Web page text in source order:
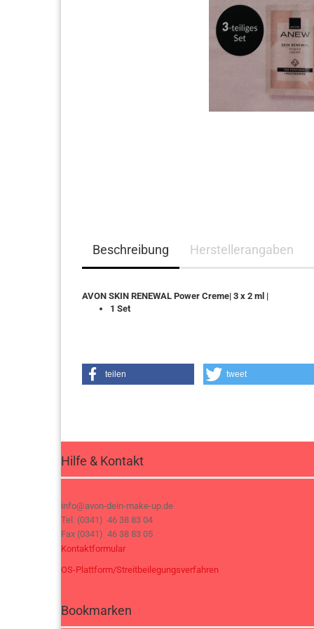
Beschreibung Herstellerangaben
AVON SKIN RENEWAL Power Creme| 3 x 2 ml |
1 Set
teilen tweet
Hilfe & Kontakt
info@avon-dein-make-up.de
Tel. (0341) 46 38 83 04
Fax (0341) 46 38 83 05
Kontaktformular
OS-Plattform/Streitbeilegungsverfahren
Bookmarken